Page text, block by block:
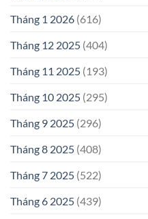
Tháng 1 2026 (616)
Tháng 12 2025 (404)
Tháng 11 2025 (193)
Tháng 10 2025 (295)
Tháng 9 2025 (296)
Tháng 8 2025 (408)
Tháng 7 2025 (522)
Tháng 6 2025 (439)